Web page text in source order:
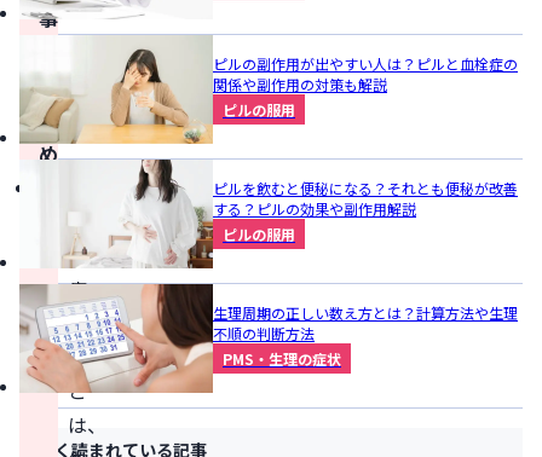
事
ま
と
め
PMS（月
経
前
症
候
群）
と
は、
ピルの副作用が出やすい人は？ピルと血栓症の
関係や副作用の対策も解説
ピルの服用
ピルを飲むと便秘になる？それとも便秘が改善
する？ピルの効果や副作用解説
ピルの服用
生理周期の正しい数え方とは？計算方法や生理
不順の判断方法
PMS・生理の症状
よく読まれている記事